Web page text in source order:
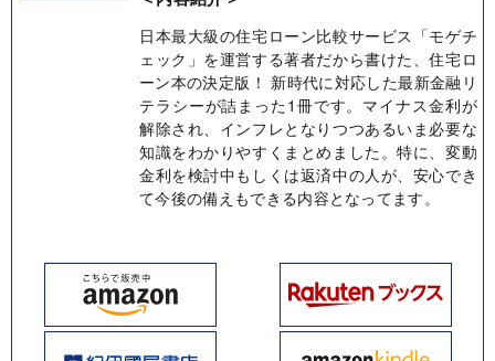
日本最大級の住宅ローン比較サービス「モゲチ
ェック」を運営する著者だから書けた、住宅ロ
ーン本の決定版！ 新時代に対応した最新金融リ
テラシーが詰まった1冊です。マイナス金利が
解除され、インフレとなりつつあるいま必要な
知識をわかりやすくまとめました。特に、変動
金利を検討中もしくは返済中の人が、安心でき
て今後の備えもできる内容となってます。